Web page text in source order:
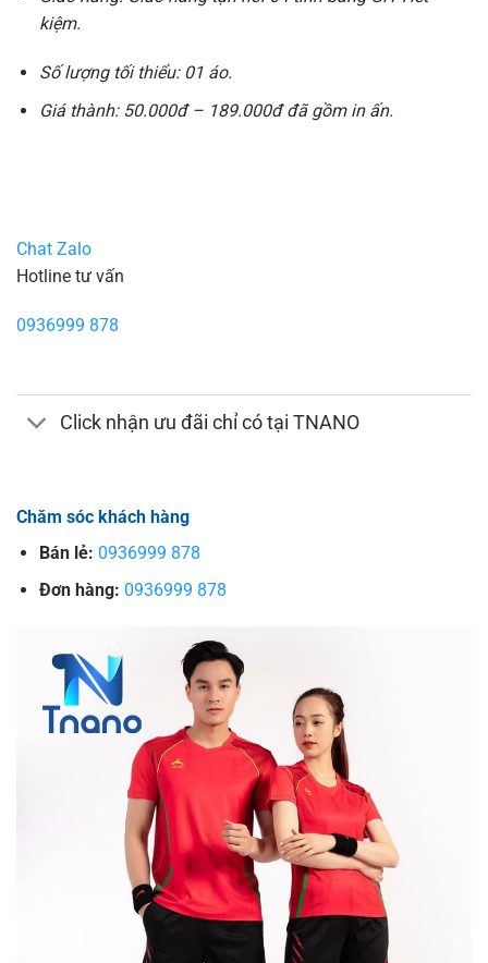
kiệm.
Số lượng tối thiểu: 01 áo.
Giá thành: 50.000đ – 189.000đ đã gồm in ấn.
Chat Zalo
Hotline tư vấn
0936999 878
Click nhận ưu đãi chỉ có tại TNANO
Chăm sóc khách hàng
Bán lẻ: 0936999 878
Đơn hàng: 0936999 878